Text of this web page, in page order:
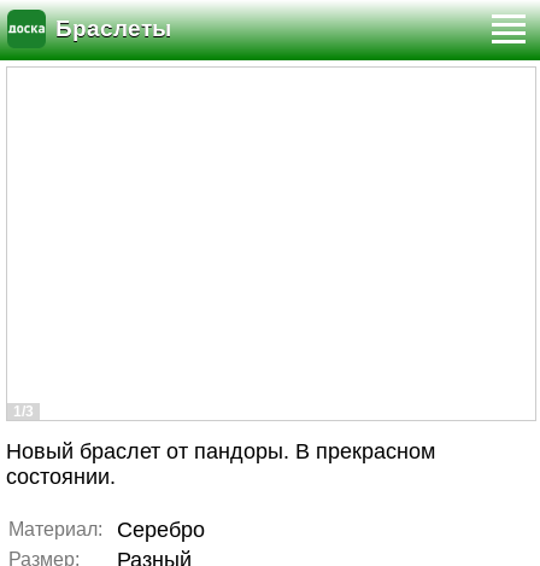
Браслеты
1/3
Новый браслет от пандоры. В прекрасном
состоянии.
Материал: Серебро
Размер: Разный